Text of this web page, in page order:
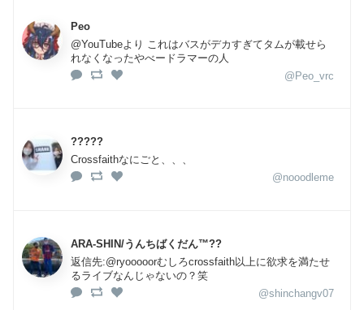
Peo
@YouTubeより これはバスがデカすぎてタムが載せら
れなくなったやべードラマーの人
@Peo_vrc
?????
Crossfaithなにごと、、、
@nooodleme
ARA-SHIN/うんちばくだん™??
返信先:@ryooooorむしろcrossfaith以上に欲求を満たせ
るライブなんじゃないの？笑
@shinchangv07